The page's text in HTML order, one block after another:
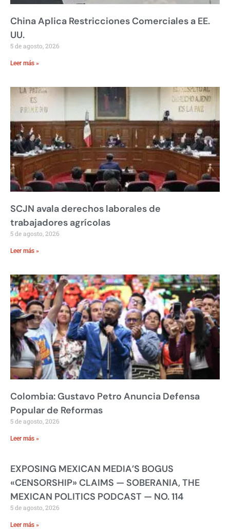
China Aplica Restricciones Comerciales a EE.
UU.
5 de agosto, 2026
Leer más »
SCJN avala derechos laborales de
trabajadores agrícolas
5 de agosto, 2026
Leer más »
Colombia: Gustavo Petro Anuncia Defensa
Popular de Reformas
5 de agosto, 2026
Leer más »
EXPOSING MEXICAN MEDIA’S BOGUS
«CENSORSHIP» CLAIMS — SOBERANIA, THE
MEXICAN POLITICS PODCAST — NO. 114
5 de agosto, 2026
Leer más »